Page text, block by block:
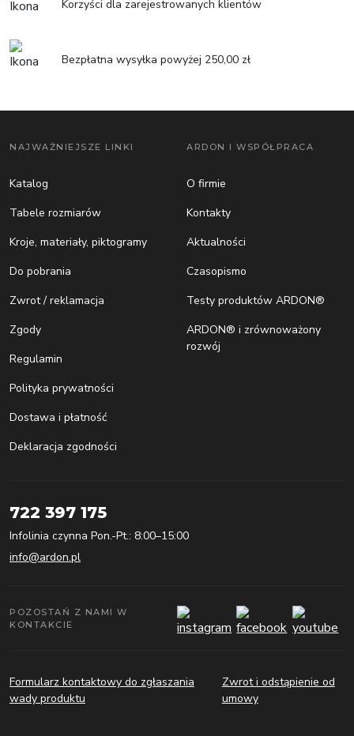
Korzyści dla zarejestrowanych klientów
Bezpłatna wysyłka powyżej 250,00 zł
NAJWAŻNIEJSZE LINKI
Katalog
Tabele rozmiarów
Kroje, materiały, piktogramy
Do pobrania
Zwrot / reklamacja
Zgody
Regulamin
Polityka prywatności
Dostawa i płatność
Deklaracja zgodności
ARDON I WSPÓŁPRACA
O firmie
Kontakty
Aktualności
Czasopismo
Testy produktów ARDON®
ARDON® i zrównoważony
rozwój
722 397 175
Infolinia czynna Pon.-Pt.: 8:00–15:00
info@ardon.pl
POZOSTAŃ Z NAMI W
KONTAKCIE
Formularz kontaktowy do zgłaszania
wady produktu
Zwrot i odstąpienie od
umowy